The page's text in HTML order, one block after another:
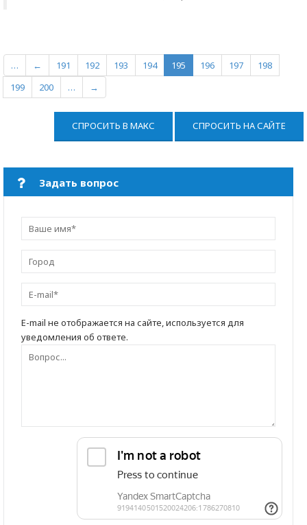
… ← 191 192 193 194 195 196 197
198
199
200 … →
СПРОСИТЬ В МАКС СПРОСИТЬ НА САЙТЕ
Задать вопрос
E-mail не отображается на сайте, используется для
уведомления об ответе.